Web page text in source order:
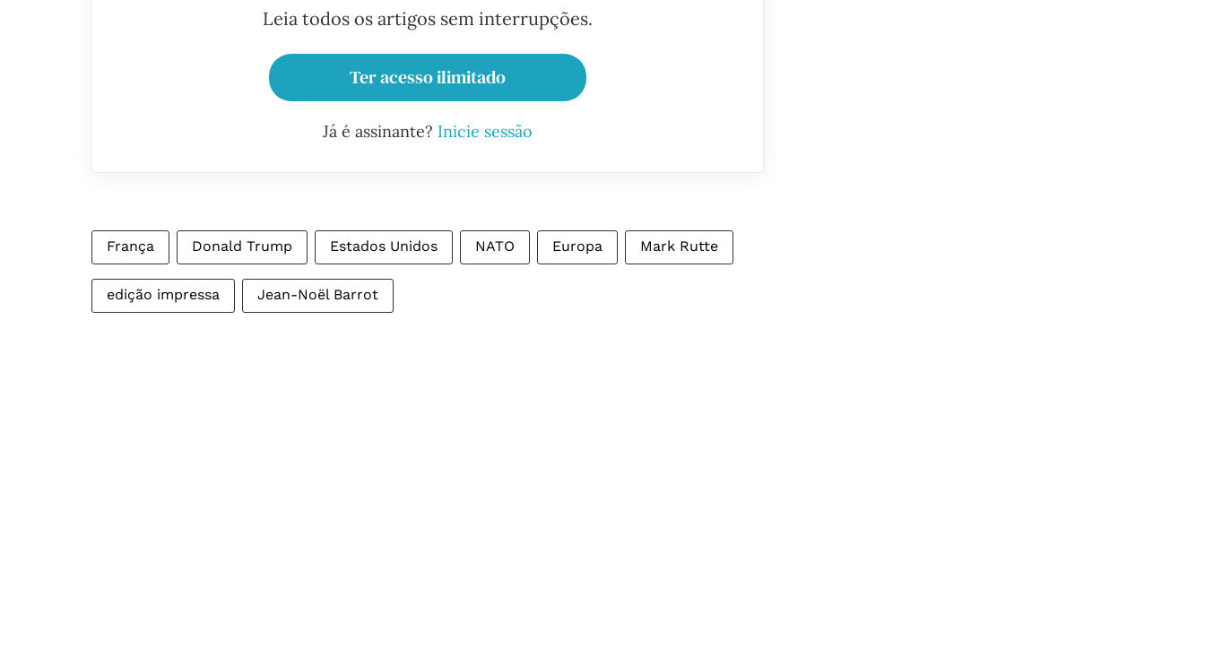
Leia todos os artigos sem interrupções.
Ter acesso ilimitado
Já é assinante? Inicie sessão
França Donald Trump Estados Unidos NATO Europa Mark Rutte
edição impressa Jean-Noël Barrot